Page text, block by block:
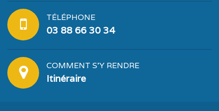
TÉLÉPHONE
03 88 66 30 34
COMMENT S'Y RENDRE
Itinéraire